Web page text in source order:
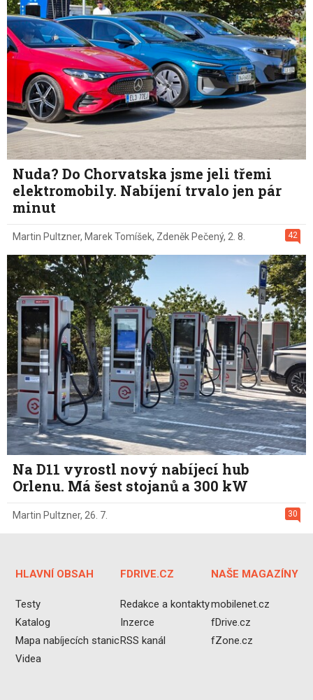
Nuda? Do Chorvatska jsme jeli třemi
elektromobily. Nabíjení trvalo jen pár
minut
42
Martin Pultzner, Marek Tomíšek, Zdeněk Pečený, 2. 8.
Na D11 vyrostl nový nabíjecí hub
Orlenu. Má šest stojanů a 300 kW
30
Martin Pultzner, 26. 7.
HLAVNÍ OBSAH
Testy
Katalog
Mapa nabíjecích stanic
Videa
FDRIVE.CZ
Redakce a kontakty
Inzerce
RSS kanál
NAŠE MAGAZÍNY
mobilenet.cz
fDrive.cz
fZone.cz